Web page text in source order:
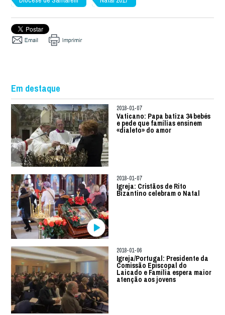
Em destaque
2018-01-07
Vaticano: Papa batiza 34 bebés
e pede que famílias ensinem
«dialeto» do amor
2018-01-07
Igreja: Cristãos de Rito
Bizantino celebram o Natal
2018-01-06
Igreja/Portugal: Presidente da
Comissão Episcopal do
Laicado e Família espera maior
atenção aos jovens